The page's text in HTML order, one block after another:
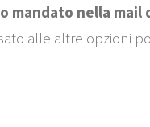
mandato nella
alle altre opzioni